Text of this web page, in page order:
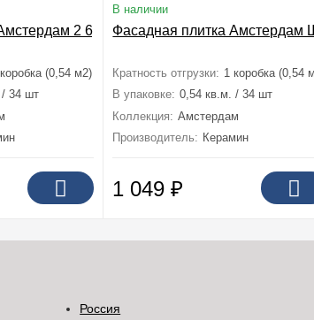
2 6,5x24,5
(0,54 м2)
34 шт
В наличии
Фасадная плитка Амстердам
Кратность отгрузки: 1 коробка (0,54
В упаковке: 0,54 кв.м. / 34 шт
Коллекция: Амстердам
Производитель: Керамин
1 049₽
Россия